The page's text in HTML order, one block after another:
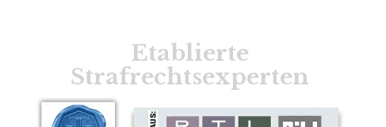
Etablierte
Strafrechtsexperten